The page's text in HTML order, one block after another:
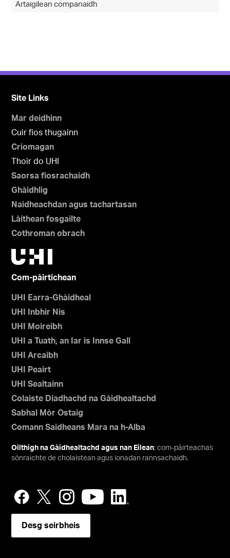
Artaigilean companaidh
Site Links
Mar deidhinn
Cuir fios thugainn
Criomagan
Thoir do UHI
Saorsa fiosrachaidh
Ghàidhlig
Naidheachdan agus tachartasan
Làithean fosgailte
Cothroman obrach
Com-pàirtichean
UHI Earra-Ghàidheal
UHI Inbhir Nis
UHI Moireibh
UHI a Tuath, an Iar is Innse Gall
UHI Arcaibh
UHI Peairt
UHI Sealtainn
Colaiste Diadhachd na Gàidhealtachd
Sabhal Mòr Ostaig
Comann Saidheans Mara na h-Alba
Oilthigh na Gàidhealtachd agus nan Eilean; com-pàirteachas
sònraichte de cholaistean agus ionadan rannsachaidh.
Desg seirbheis